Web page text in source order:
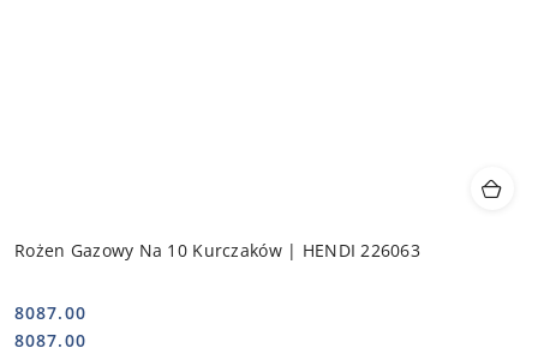
Rożen Gazowy Na 10 Kurczaków | HENDI 226063
Cena:
8087.00
Cena:
8087.00